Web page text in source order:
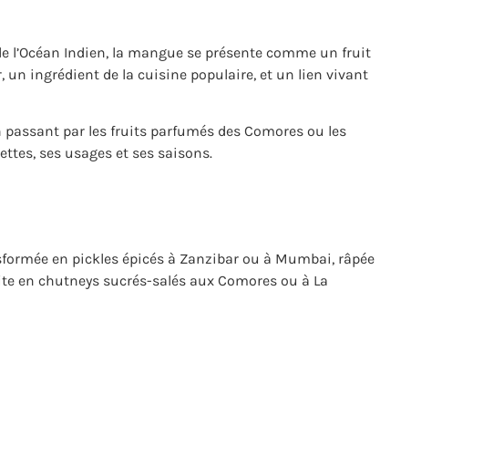
l’Océan Indien, la mangue se présente comme un fruit
un ingrédient de la cuisine populaire, et un lien vivant
par les fruits parfumés des Comores ou les
ses usages et ses saisons.
en pickles épicés à Zanzibar ou à Mumbai, râpée
en chutneys sucrés-salés aux Comores ou à La